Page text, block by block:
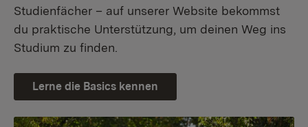
Studienfächer – auf unserer Website bekommst
du praktische Unterstützung, um deinen Weg ins
Studium zu finden.
Lerne die Basics kennen